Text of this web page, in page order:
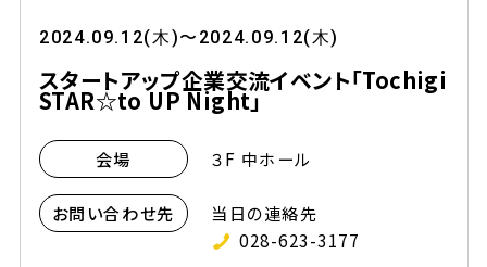
2024.09.12(木)〜2024.09.12(木)
スタートアップ企業交流イベント「Tochigi
STAR☆to UP Night」
会場 ３F 中ホール
お問い合わせ先
当日の連絡先
028-623-3177